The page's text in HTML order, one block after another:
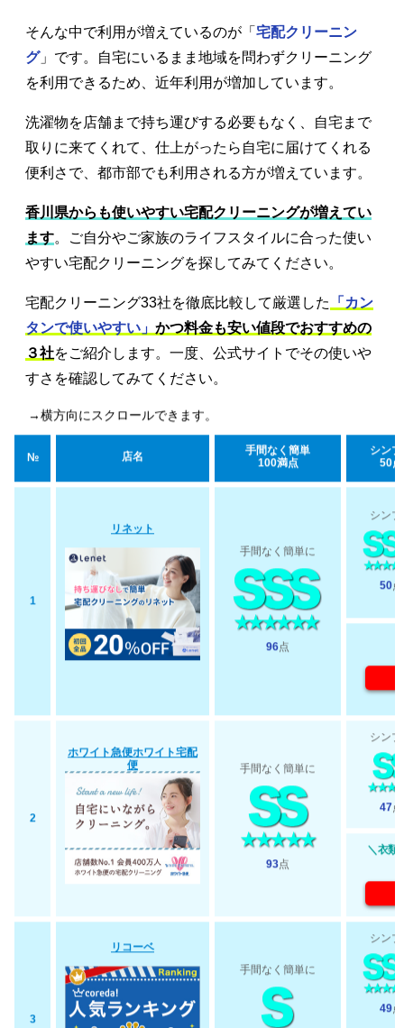
そんな中で利用が増えているのが「 宅配クリーニン
グ」です。自宅にいるまま地域を問わずクリーニング
を利用できるため、近年利用が増加しています。
洗濯物を店舗まで持ち運びする必要もなく、自宅まで
取りに来てくれて、仕上がったら自宅に届けてくれる
便利さで、都市部でも利用される方が増えています。
香川県からも使いやすい宅配クリーニングが増えてい
ます。ご自分やご家族のライフスタイルに合った使い
やすい宅配クリーニングを探してみてください。
宅配クリーニング33社を徹底比較して厳選した
「カン
タンで使いやすい」 かつ料金も安い値段でおすすめの
３社をご紹介します。一度、公式サイトでその使いや
すさを確認してみてください。
→横方向にスクロールできます。
№ 店名
手間なく簡単
100満点
シン
50点
1
リネット
手間なく簡単に
96点
シン
50点
2
ホワイト急便ホワイト宅配
便
手間なく簡単に
93点
シン
47点
＼衣類
3
リコーベ
手間なく簡単に
シン
49点